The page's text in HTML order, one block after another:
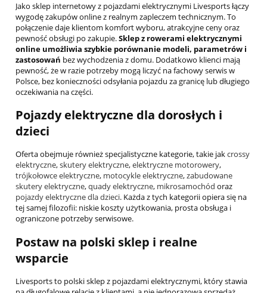
Jako sklep internetowy z pojazdami elektrycznymi Livesports łączy
wygodę zakupów online z realnym zapleczem technicznym. To
połączenie daje klientom komfort wyboru, atrakcyjne ceny oraz
pewność obsługi po zakupie.Sklep z rowerami elektrycznymi
online umożliwia szybkie porównanie modeli, parametrów i
zastosowań bez wychodzenia z domu. Dodatkowo klienci mają
pewność, że w razie potrzeby mogą liczyć na fachowy serwis w
Polsce, bez konieczności odsyłania pojazdu za granicę lub długiego
oczekiwania na części.
Pojazdy elektryczne dla dorosłych i
dzieci
Oferta obejmuje również specjalistyczne kategorie, takie jakcrossy
elektryczne,skutery elektryczne,elektryczne motorowery,
trójkołowce elektryczne, motocykle elektryczne,zabudowane
skutery elektryczne,quady elektryczne, mikrosamochód oraz
pojazdy elektryczne dla dzieci. Każda z tych kategorii opiera się na
tej samej filozofii: niskie koszty użytkowania, prosta obsługa i
ograniczone potrzeby serwisowe.
Postaw na polski sklep i realne
wsparcie
Livesports to polski sklep z pojazdami elektrycznymi, który stawia